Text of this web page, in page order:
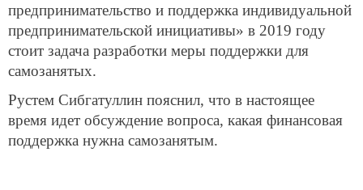
предпринимательство и поддержка индивидуальной
предпринимательской инициативы» в 2019 году
стоит задача разработки меры поддержки для
самозанятых.
Рустем Сибгатуллин пояснил, что в настоящее
время идет обсуждение вопроса, какая финансовая
поддержка нужна самозанятым.